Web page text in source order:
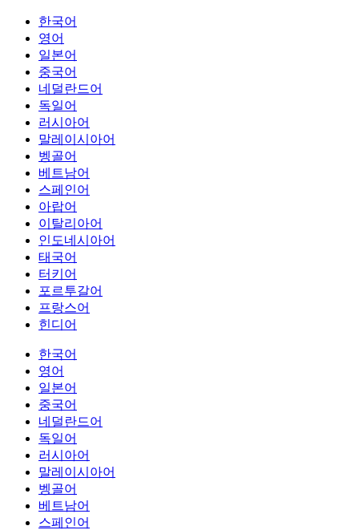
한국어
영어
일본어
중국어
네덜란드어
독일어
러시아어
말레이시아어
벵골어
베트남어
스페인어
아랍어
이탈리아어
인도네시아어
태국어
터키어
포르투갈어
프랑스어
힌디어
한국어
영어
일본어
중국어
네덜란드어
독일어
러시아어
말레이시아어
벵골어
베트남어
스페인어